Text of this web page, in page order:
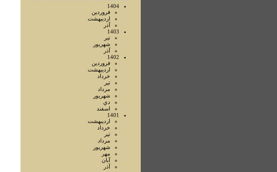
1404
فروردين
ارديبهشت
آذر
1403
تير
شهريور
آذر
1402
فروردين
ارديبهشت
خرداد
تير
مرداد
شهريور
دي
اسفند
1401
ارديبهشت
خرداد
تير
مرداد
شهريور
مهر
آبان
آذر